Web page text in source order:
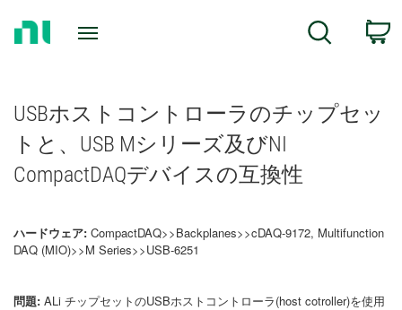
Search
USBホストコントローラのチップセッ
トと、USB Mシリーズ及びNI
CompactDAQデバイスの互換性
ハードウェア: CompactDAQ>>Backplanes>>cDAQ-9172, Multifunction
DAQ (MIO)>>M Series>>USB-6251
問題: ALi チップセットのUSBホストコントローラ(host cotroller)を使用